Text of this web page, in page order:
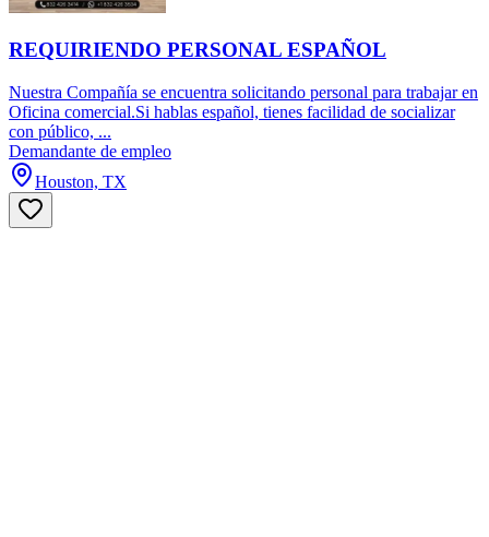
REQUIRIENDO PERSONAL ESPAÑOL
Nuestra Compañía se encuentra solicitando personal para trabajar en
Oficina comercial.Si hablas español, tienes facilidad de socializar
con público, ...
Demandante de empleo
Houston, TX